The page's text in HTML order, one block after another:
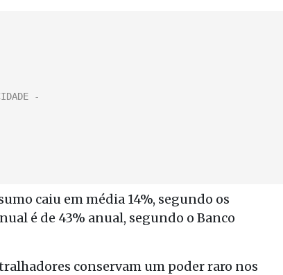
caiu em média 14%, segundo os
é de 43% anual, segundo o Banco
conservam um poder raro nos